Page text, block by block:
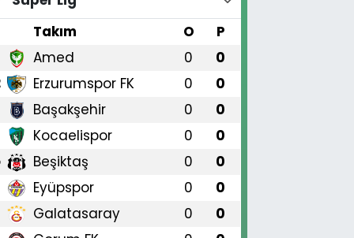
Takım O P
Amed 0 0
Erzurumspor FK 0 0
Başakşehir 0 0
Kocaelispor 0 0
Beşiktaş 0 0
Eyüpspor 0 0
Galatasaray 0 0